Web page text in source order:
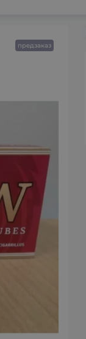
предзаказ